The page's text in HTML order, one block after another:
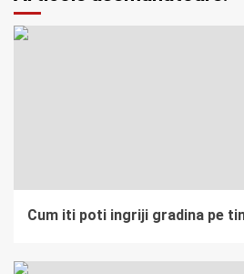
Cum iti poti ingriji gradina pe